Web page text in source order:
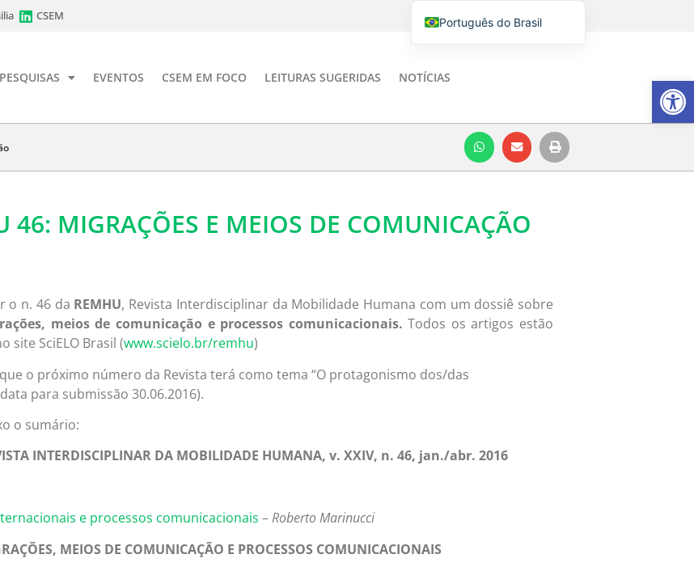
CSEM
PESQUISAS EVENTOS CSEM EM FOCO LEITURAS SUGERIDAS NOTÍCIAS
46: MIGRAÇÕES E MEIOS DE COMUNICAÇÃO
o n. 46 da REMHU, Revista Interdisciplinar da Mobilidade Humana com um dossiê sobre
meios de comunicação e processos comunicacionais. Todos os artigos estão
site SciELO Brasil (www.scielo.br/remhu)
o próximo número da Revista terá como tema “O protagonismo dos/das
para submissão 30.06.2016).
o sumário:
INTERDISCIPLINAR DA MOBILIDADE HUMANA, v. XXIV, n. 46, jan./abr. 2016
e processos comunicacionais –Roberto Marinucci
MEIOS DE COMUNICAÇÃO E PROCESSOS COMUNICACIONAIS
Barra de
Português do Brasil
Italiano